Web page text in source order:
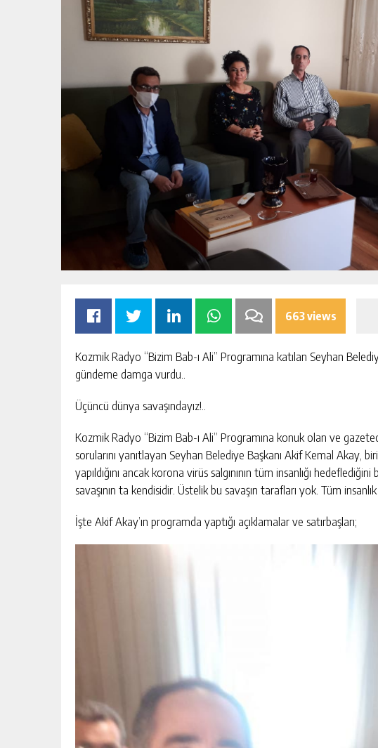
663 views
Kozmik Radyo “Bizim Bab-ı Ali” Programına katılan Seyhan
gündeme damga vurdu..
Üçüncü dünya savaşındayız!..
Kozmik Radyo “Bizim Bab-ı Ali” Programına konuk olan ve
sorularını yanıtlayan Seyhan Belediye Başkanı Akif Kemal Akay,
yapıldığını ancak korona virüs salgınının tüm insanlığı
savaşının ta kendisidir. Üstelik bu savaşın tarafları yok. Tüm
İşte Akif Akay’ın programda yaptığı açıklamalar ve satırbaşları;
GÜNLÜK HABER AKIŞI
SIK ARIZALANAN IÇME SUYU HATTI
YENILENIYOR